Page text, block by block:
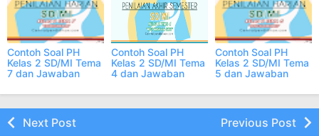
Contoh Soal PH
Kelas 2 SD/MI Tema
7 dan Jawaban
Contoh Soal PH
Kelas 2 SD/MI Tema
4 dan Jawaban
Contoh Soal PH
Kelas 2 SD/MI Tema
5 dan Jawaban
Next Post Previous Post